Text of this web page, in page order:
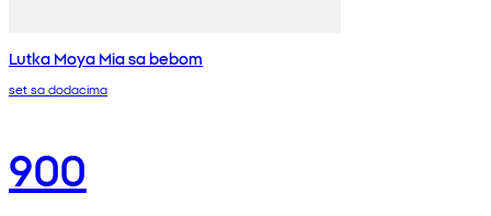
Lutka Moya Mia sa bebom
set sa dodacima
900